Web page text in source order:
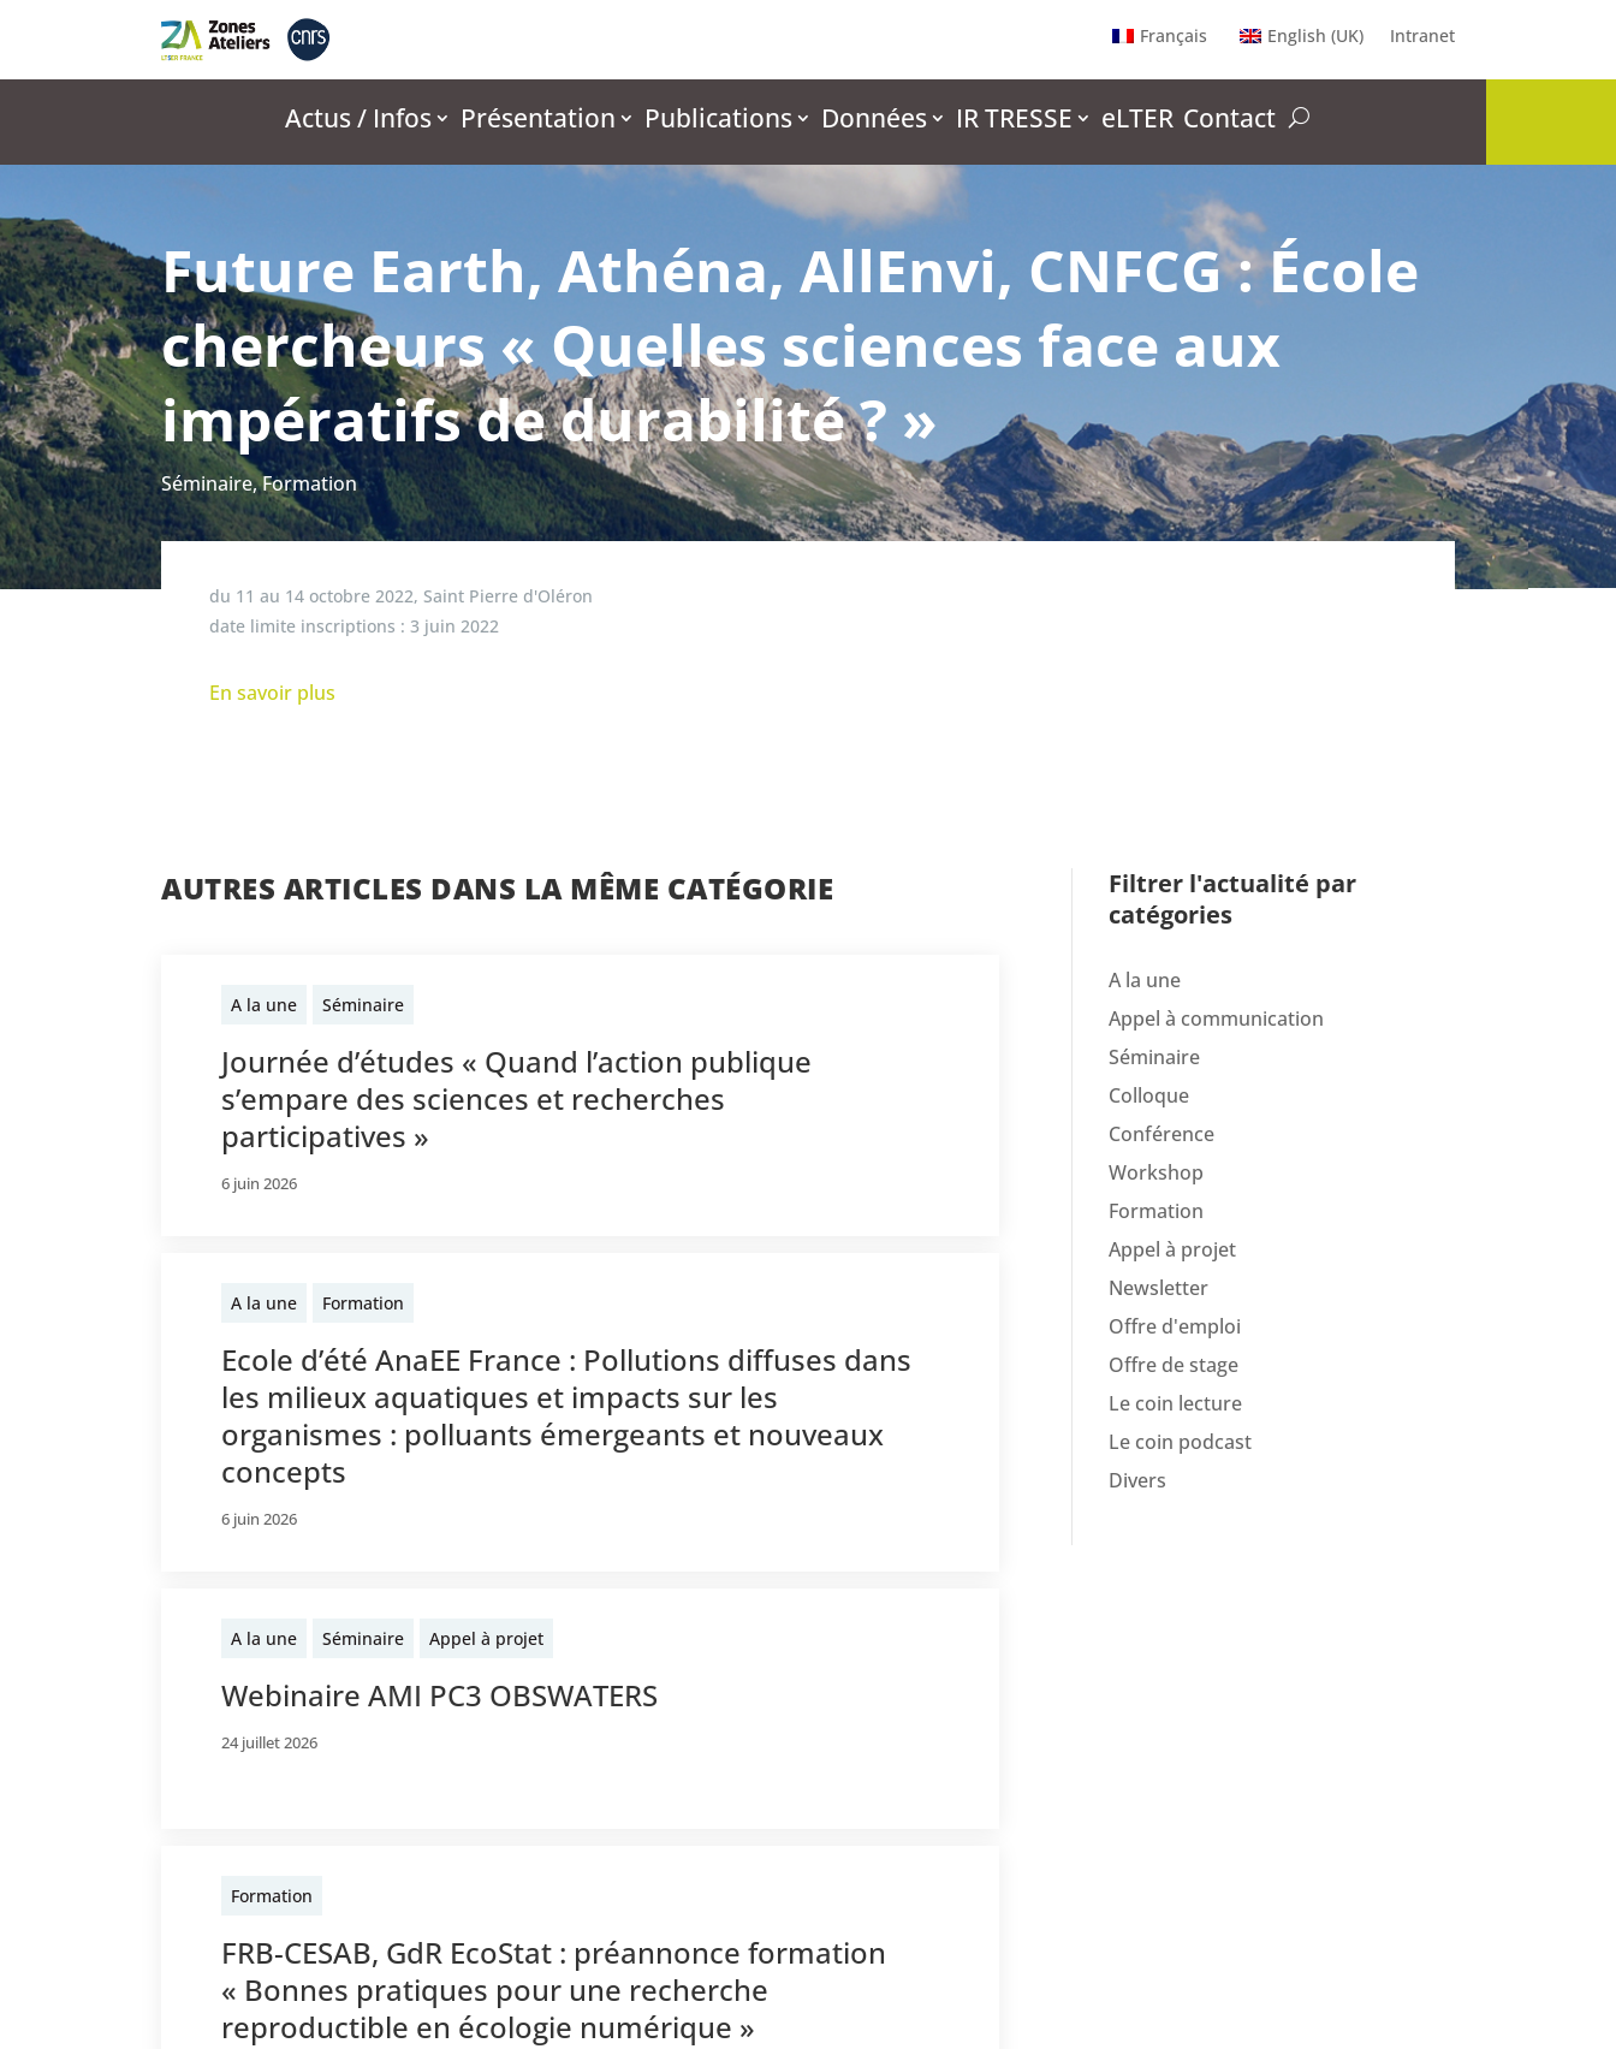
Français English (UK) Intranet
Actus / Infos Présentation Publications Données IR TRESSE eLTER Contact
Future Earth, Athéna, AllEnvi, CNFCG : École
chercheurs « Quelles sciences face aux
impératifs de durabilité ? »
Séminaire,Formation
du 11 au 14 octobre 2022,Saint Pierre d'Oléron
date limite inscriptions : 3 juin 2022
En savoir plus
AUTRES ARTICLES DANS LA MÊME CATÉGORIE
A la une Séminaire
Journée d’études « Quand l’action publique
s’empare des sciences et recherches
participatives »
6 juin 2026
A la une Formation
Ecole d’été AnaEE France : Pollutions diffuses dans
les milieux aquatiques et impacts sur les
organismes : polluants émergeants et nouveaux
concepts
6 juin 2026
A la une Séminaire Appel à projet
Webinaire AMI PC3 OBSWATERS
24 juillet 2026
Formation
FRB-CESAB, GdR EcoStat : préannonce formation
« Bonnes pratiques pour une recherche
reproductible en écologie numérique »
Filtrer l'actualité par
catégories
A la une
Appel à communication
Séminaire
Colloque
Conférence
Workshop
Formation
Appel à projet
Newsletter
Offre d'emploi
Offre de stage
Le coin lecture
Le coin podcast
Divers